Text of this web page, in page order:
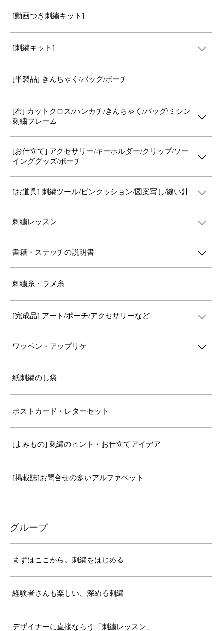
[動画つき刺繍キット]
[刺繍キット]
[半製品] きんちゃく/バッグ/ポーチ
[布] カットクロス/ハンカチ/きんちゃく/バッグ/ミシン
刺繍フレーム
[お仕立て] アクセサリー/キーホルダー/クリップ/ソー
インググッズ/ポーチ
[お道具] 刺繍ツール/ピンクッション/図案写し/縫い針
刺繍レッスン
書籍・ステッチの説明書
刺繍糸・ラメ糸
[完成品] アート/ポーチ/アクセサリーなど
ワッペン・アップリケ
紙刺繍のし袋
ポストカード・レターセット
[よみもの] 刺繍のヒント・お仕立てアイデア
[掲載誌]お問合せの多いアルファベット
グループ
まずはここから。刺繍をはじめる
経験者さんも楽しい、深める刺繍
デザイナーに直接ならう「刺繍レッスン」